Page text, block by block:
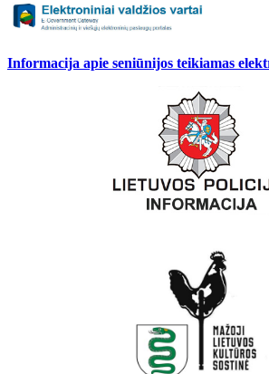
Informacija apie seniūnijos teikiamas